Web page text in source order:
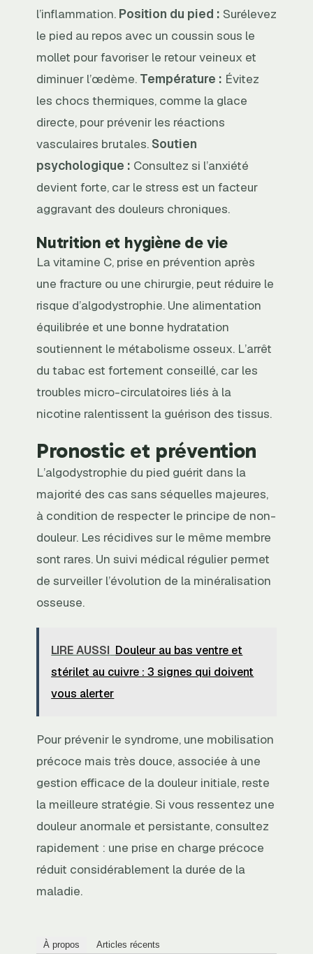
l’inflammation. Position du pied : Surélevez
le pied au repos avec un coussin sous le
mollet pour favoriser le retour veineux et
diminuer l’œdème. Température : Évitez
les chocs thermiques, comme la glace
directe, pour prévenir les réactions
vasculaires brutales. Soutien
psychologique : Consultez si l’anxiété
devient forte, car le stress est un facteur
aggravant des douleurs chroniques.
Nutrition et hygiène de vie
La vitamine C, prise en prévention après
une fracture ou une chirurgie, peut réduire le
risque d’algodystrophie. Une alimentation
équilibrée et une bonne hydratation
soutiennent le métabolisme osseux. L’arrêt
du tabac est fortement conseillé, car les
troubles micro-circulatoires liés à la
nicotine ralentissent la guérison des tissus.
Pronostic et prévention
L’algodystrophie du pied guérit dans la
majorité des cas sans séquelles majeures,
à condition de respecter le principe de non-
douleur. Les récidives sur le même membre
sont rares. Un suivi médical régulier permet
de surveiller l’évolution de la minéralisation
osseuse.
LIRE AUSSI Douleur au bas ventre et
stérilet au cuivre : 3 signes qui doivent
vous alerter
Pour prévenir le syndrome, une mobilisation
précoce mais très douce, associée à une
gestion efficace de la douleur initiale, reste
la meilleure stratégie. Si vous ressentez une
douleur anormale et persistante, consultez
rapidement : une prise en charge précoce
réduit considérablement la durée de la
maladie.
À propos Articles récents